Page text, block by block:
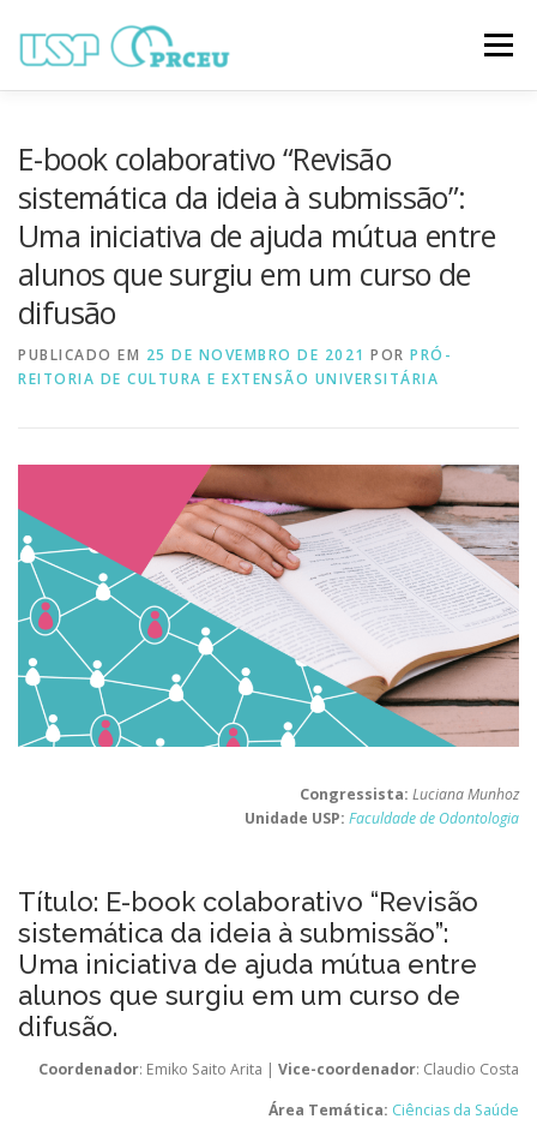
para
Menu
TRABALHOS ONLINE PROGRAMAÇÃO
NOTÍCIAS
E-book colaborativo “Revisão
sistemática da ideia à submissão”:
Uma iniciativa de ajuda mútua entre
alunos que surgiu em um curso de
difusão
PUBLICADO EM 25 DE NOVEMBRO DE 2021 POR PRÓ-
REITORIA DE CULTURA E EXTENSÃO UNIVERSITÁRIA
Congressista: Luciana Munhoz
Unidade USP: Faculdade de Odontologia
Título: E-book colaborativo “Revisão
sistemática da ideia à submissão”:
Uma iniciativa de ajuda mútua entre
alunos que surgiu em um curso de
difusão.
Coordenador: Emiko Saito Arita | Vice-coordenador: Claudio Costa
Área Temática: Ciências da Saúde